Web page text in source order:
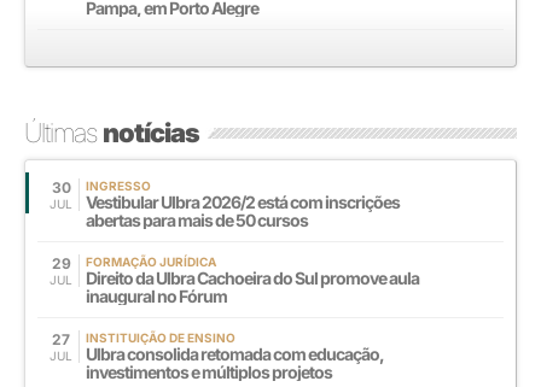
Pampa, em Porto Alegre
Últimasnotícias
30
JUL
INGRESSO
Vestibular Ulbra 2026/2 está com inscrições
abertas para mais de 50 cursos
29
JUL
FORMAÇÃO JURÍDICA
Direito da Ulbra Cachoeira do Sul promove aula
inaugural no Fórum
27
JUL
INSTITUIÇÃO DE ENSINO
Ulbra consolida retomada com educação,
investimentos e múltiplos projetos